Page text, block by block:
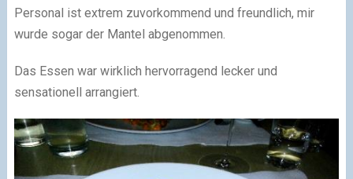
Personal ist extrem zuvorkommend und freundlich, mir
wurde sogar der Mantel abgenommen.
Das Essen war wirklich hervorragend lecker und
sensationell arrangiert.